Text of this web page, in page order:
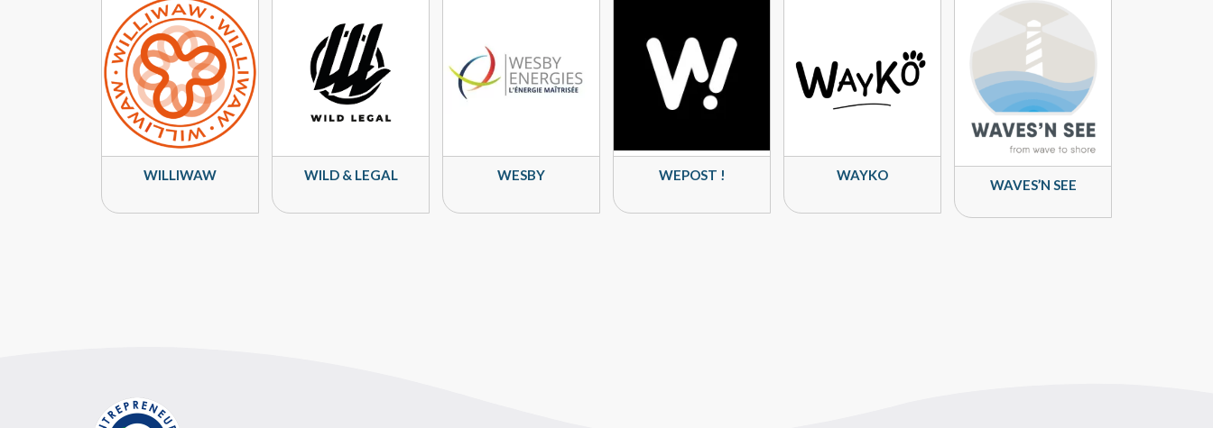
WILLIWAW WILD & LEGAL WESBY WEPOST ! WAYKO
WAVES’N SEE